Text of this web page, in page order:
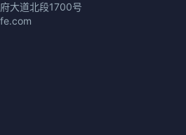
大道北段1700号